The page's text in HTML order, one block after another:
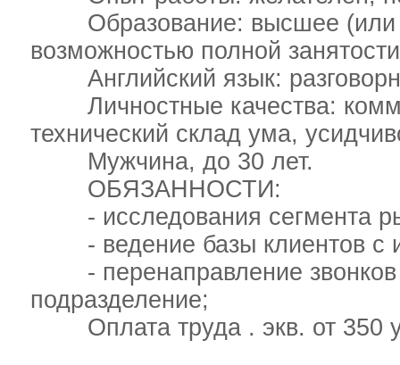
Образование: высшее (или
возможностью полной
Английский язык:
Личностные качества:
технический склад ума,
Мужчина, до 30 лет.
ОБЯЗАННОСТИ:
- исследования сегмента
- ведение базы клиентов с
- перенаправление звонков
подразделение;
Оплата труда . экв. от 350